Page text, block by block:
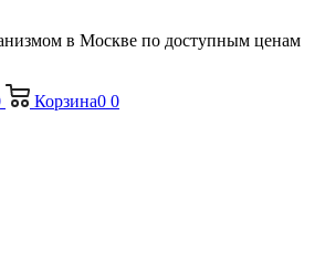
в Москве по доступным ценам
Корзина0 0